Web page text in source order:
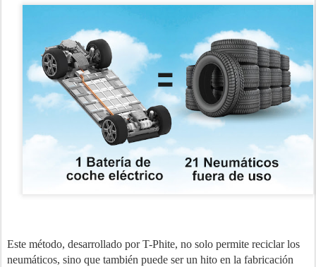
Este método, desarrollado por T-Phite, no solo permite reciclar los
neumáticos, sino que también puede ser un hito en la fabricación